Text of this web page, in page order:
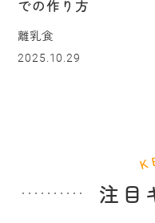
での作り方
離乳食
2025.10.29
注目